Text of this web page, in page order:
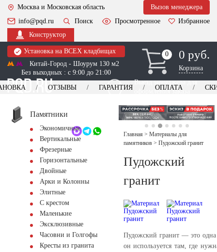
Москва и Московская область
Вызов менеджера
info@pqd.ru
Поиск Просмотренное
Избранное
Конструктор
Установка на ВСЕХ кладбищах
Китай-Город - Шоурум 130 м2
Без выходных : с 9:00 до 21:00
0
0 0 руб.
Корзина
Выезд менеджера для
оформления заказа
+7 (495) 518-44-23
Обратный звонок
ОТЗЫВЫ ГАРАНТИЯ ОПЛАТА
Памятники
Экономичные
Вертикальные
Фрезерные
Горизонтальные
Двойные
Арки и Колонны
Элитные
С крестом
Маленькие
Эксклюзивные
Часовни и Голгофы
Кресты из гранита
Главная > Материалы для
памятников > Пудожский гранит
Пудожский
гранит
Пудожский гранит — это
он используется там, где